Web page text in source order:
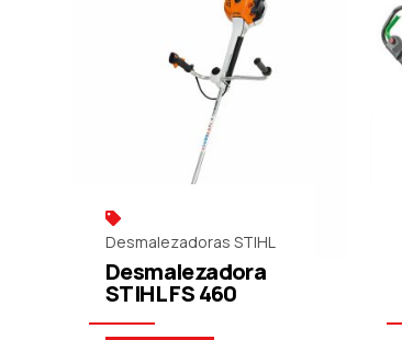
Desmalezadoras STIHL
Desmalezadora
STIHL FS 460